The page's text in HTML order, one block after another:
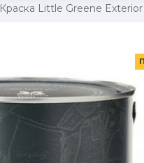
Краска Little Greene